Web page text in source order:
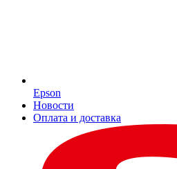
Epson
Новости
Оплата и доставка